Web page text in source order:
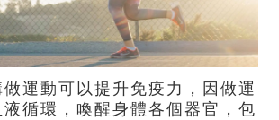
運動可以提升免疫力，因做運
循環，喚醒身體各個器官，包